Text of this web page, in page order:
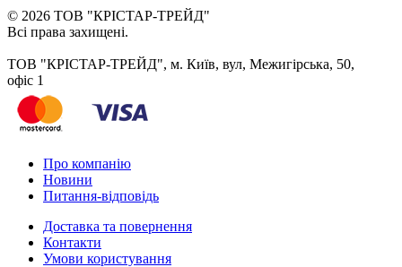
© 2026 ТОВ "КРІСТАР-ТРЕЙД"
Всі права захищені.
ТОВ "КРІСТАР-ТРЕЙД", м. Київ, вул, Межигірська, 50,
офіс 1
Про компанію
Новини
Питання-відповідь
Доставка та повернення
Контакти
Умови користування